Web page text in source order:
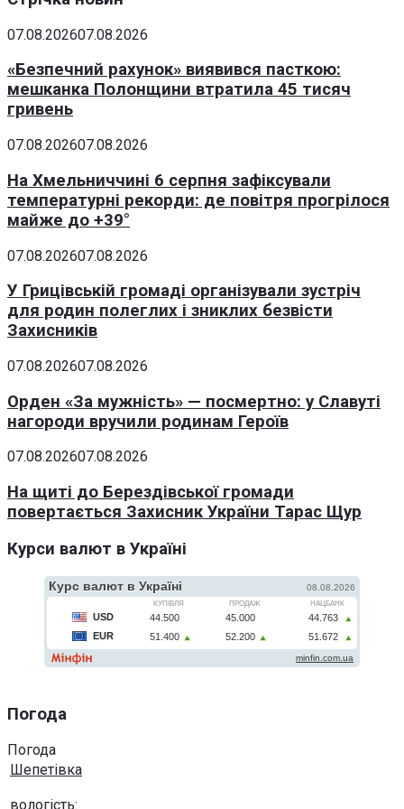
07.08.202607.08.2026
«Безпечний рахунок» виявився пасткою:
мешканка Полонщини втратила 45 тисяч
гривень
07.08.202607.08.2026
На Хмельниччині 6 серпня зафіксували
температурні рекорди: де повітря прогрілося
майже до +39°
07.08.202607.08.2026
У Грицівській громаді організували зустріч
для родин полеглих і зниклих безвісти
Захисників
07.08.202607.08.2026
Орден «За мужність» — посмертно: у Славуті
нагороди вручили родинам Героїв
07.08.202607.08.2026
На щиті до Берездівської громади
повертається Захисник України Тарас Щур
Курси валют в Україні
Погода
Погода
Шепетівка
вологість: